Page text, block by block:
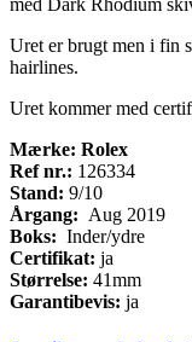
Uret er brugt men i fin
hairlines.
Uret kommer med
Mærke: Rolex
Ref nr.: 126334
Stand: 9/10
Årgang: Aug 2019
Boks: Inder/ydre
Certifikat: ja
Størrelse: 41mm
Garantibevis: ja